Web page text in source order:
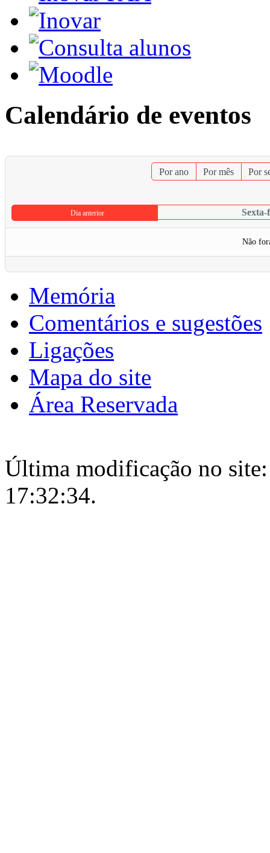
Calendário de eventos
Por ano Por mês Por
Dia anterior
Não
Memória
Comentários e sugestões
Ligações
Mapa do site
Área Reservada
Última modificação no
17:32:34.